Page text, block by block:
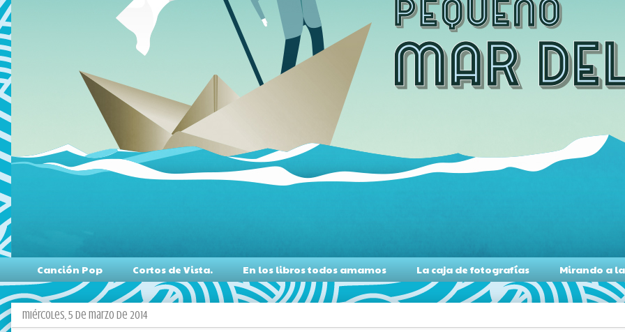
Canción Pop Cortos de Vista. En los libros todos amamos La caja de fotografías Mirando a
miércoles, 5 de marzo de 2014